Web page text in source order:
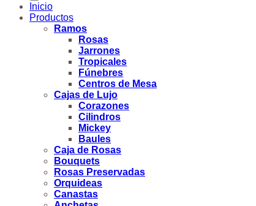
Inicio
Productos
Ramos
Rosas
Jarrones
Tropicales
Fúnebres
Centros de Mesa
Cajas de Lujo
Corazones
Cilindros
Mickey
Baules
Caja de Rosas
Bouquets
Rosas Preservadas
Orquideas
Canastas